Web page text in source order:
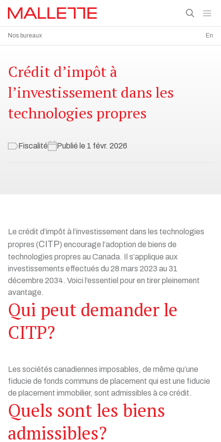
Nos bureaux En
Crédit d’impôt à
l’investissement dans les
technologies propres
Fiscalité Publié le 1 févr. 2026
Le crédit d’impôt à l’investissement dans les technologies
propres (CITP) encourage l’adoption de biens de
technologies propres au Canada. Il s’applique aux
investissements effectués du 28 mars 2023 au 31
décembre 2034. Voici l’essentiel pour en tirer pleinement
avantage.
Qui peut demander le
CITP?
Les sociétés canadiennes imposables, de même qu’une
fiducie de fonds communs de placement qui est une fiducie
de placement immobilier, sont admissibles à ce crédit.
Quels sont les biens
admissibles?